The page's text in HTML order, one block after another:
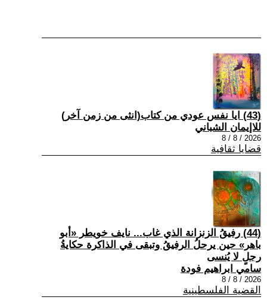
(43) ايا نفس عودي من كتاب(انثى من زمن آخر)
للاإيمان الشباني
2026 / 8 / 8
قضايا ثقافية
(44) رفيقُ الزنزانة الذي غاب... نايف خويطر «أبو
باهر» حين يرحلُ الرفيقُ وتبقى في الذاكرة حكايةُ
رجلٍ لا يُنسى
سامي ابراهيم فودة
2026 / 8 / 8
القضية الفلسطينية